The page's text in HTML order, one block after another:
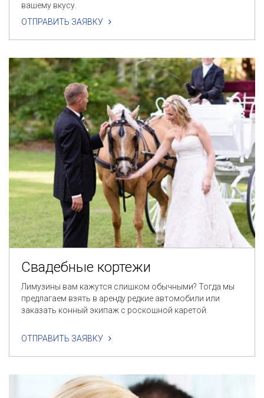
вашему вкусу.
ОТПРАВИТЬ ЗАЯВКУ
Свадебные кортежи
Лимузины вам кажутся слишком обычными? Тогда мы
предлагаем взять в аренду редкие автомобили или
заказать конный экипаж с роскошной каретой.
ОТПРАВИТЬ ЗАЯВКУ